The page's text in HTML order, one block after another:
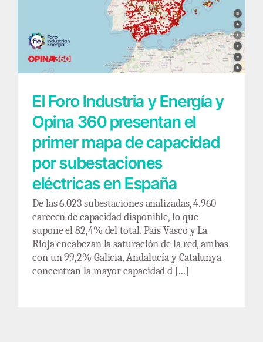
El Foro Industria y Energía y Opina 360
presentan el primer mapa de capacidad por
subestaciones eléctricas en España
El Foro Industria y Energía y
Opina 360 presentan el
primer mapa de capacidad
por subestaciones
eléctricas en España
De las 6.023 subestaciones analizadas, 4.960
carecen de capacidad disponible, lo que
supone el 82,4% del total. País Vasco y La
Rioja encabezan la saturación de la red, ambas
con un 99,2% Galicia, Andalucía y Catalunya
concentran la mayor capacidad d [...]